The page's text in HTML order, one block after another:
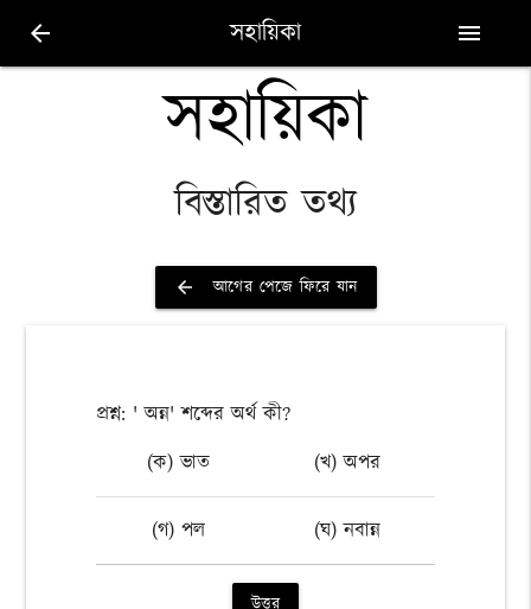
arrow_back সহায়িকা menu
সহায়িকা
বিস্তারিত তথ্য
arrow_back আগের পেজে ফিরে যান
প্রশ্ন: ' অন্ন' শব্দের অর্থ কী?
(ক) ভাত
(খ) অপর
(গ) পল (ঘ) নবান্ন